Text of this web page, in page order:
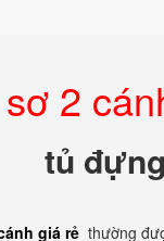
2
tủ
giá rẻ thường